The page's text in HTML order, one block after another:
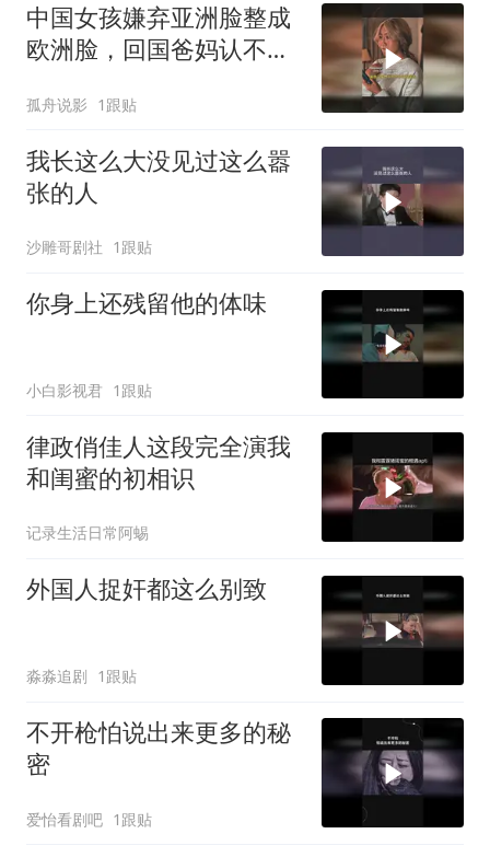
中国女孩嫌弃亚洲脸整成
欧洲脸，回国爸妈认不
孤舟说影 1跟贴
我长这么大没见过这么嚣
张的人
沙雕哥剧社 1跟贴
你身上还残留他的体味
小白影视君 1跟贴
律政俏佳人这段完全演我
和闺蜜的初相识
记录生活日常阿蜴
外国人捉奸都这么别致
淼淼追剧 1跟贴
不开枪怕说出来更多的秘
密
爱怡看剧吧 1跟贴